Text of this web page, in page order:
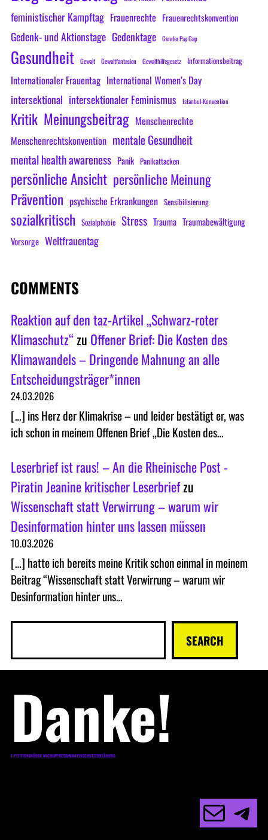
feministischer Kampftag Frauenrechte Frauenrechtskonvention
Gedenk- und Aktionstage Gedenktage Gender Pay Gap
Gesundheit Gewalt Gewaltfantasien Gewalthilfegesetz Informationsbeitrag
Internationaler Frauentag International Women’s Day
intersektional intersektionaler Feminismus Istanbul-Konvention
Kritik Meinungsbeitrag Menschenrechte
Menschenrechtskonvention mentale Gesundheit
mental health awareness Panik Panikattacken
persönliche Ansicht persönliche Meinung
Prävention psychische Erkrankungen Sensibilisierung
sozialkritisch Sozialphobie Stress Trauma Traumabewältigung
Vorsorge Weltfrauentag
COMMENTS
Reaktion auf den taz-Artikel „Schwarz-roter
Klimaschutz“zu Offener Brief: Die Kosten des
Klimawandels – Dringende Mahnung an alle
Entscheidungsträger*innen
24.03.2026
[…] ins Herz der Klimakrise – und leider bestätigt er, was
ich schon in meinem Offenen Brief „Die Kosten des…
Leserbrief ist raus! – An die Rheinische Post -
Piratin Jeanine kritischer Leserbriefzu
Wissenschaft statt Verwirrung – warum wir
Desinformation hinter uns lassen müssen
10.03.2026
[…] hatte ich bereits meine Kritik schon einmal in meinem
Beitrag “Wissenschaft statt Verwirrung – warum wir
Desinformation hinter uns…
c
SEARCH
Danke!
E-PETITIONENÜBER MICHIMPRESSUMDATENSCHUTZERKLÄRUNG
E-Mail Telegram